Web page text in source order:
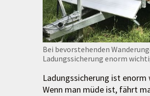
Bei bevorstehenden
Ladungssicherung enorm
Ladungssicherung ist
Wenn man müde ist, fährt